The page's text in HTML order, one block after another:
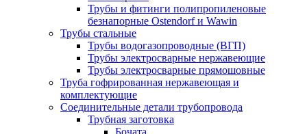
Трубы и фитинги полипропиленовые
безнапорные Ostendorf и Wawin
Трубы стальные
Трубы водогазопроводные (ВГП)
Трубы электросварные нержавеющие
Трубы электросварные прямошовные
Труба гофрированная нержавеющая и
комплектующие
Соединительные детали трубопровода
Трубная заготовка
Бочата